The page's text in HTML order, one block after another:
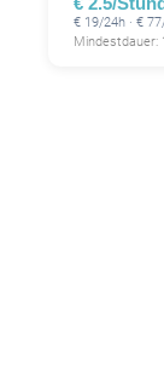
€ 19/24h · €
Mindestdauer: